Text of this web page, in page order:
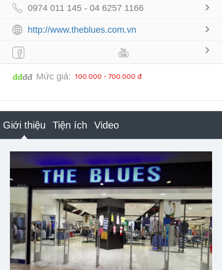
0974 011 145 - 04 6257 1166
http://www.theblues.com.vn
đđđđ Mức giá: 100.000 - 700.000 đ
Giới thiệu Tiện ích Video